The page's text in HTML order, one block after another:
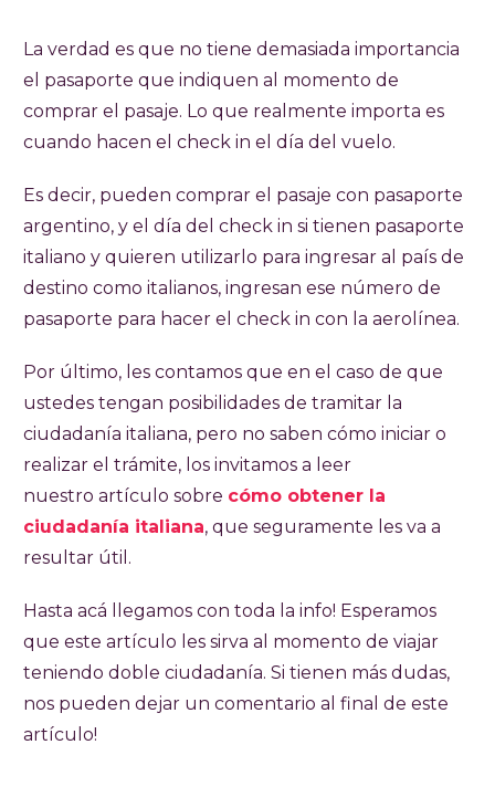
La verdad es que no tiene demasiada importancia
el pasaporte que indiquen al momento de
comprar el pasaje. Lo que realmente importa es
cuando hacen el check in el día del vuelo.
Es decir, pueden comprar el pasaje con pasaporte
argentino, y el día del check in si tienen pasaporte
italiano y quieren utilizarlo para ingresar al país de
destino como italianos, ingresan ese número de
pasaporte para hacer el check in con la aerolínea.
Por último, les contamos que en el caso de que
ustedes tengan posibilidades de tramitar la
ciudadanía italiana, pero no saben cómo iniciar o
realizar el trámite, los invitamos a leer
nuestro artículo sobre cómo obtener la
ciudadanía italiana, que seguramente les va a
resultar útil.
Hasta acá llegamos con toda la info! Esperamos
que este artículo les sirva al momento de viajar
teniendo doble ciudadanía. Si tienen más dudas,
nos pueden dejar un comentario al final de este
artículo!